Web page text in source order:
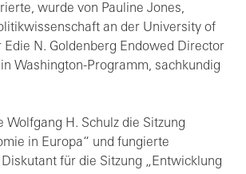
wurde von Pauline Jones,
an der University of
Edie N. Goldenberg Endowed Director
Washington-Programm, sachkundig
Wolfgang H. Schulz die Sitzung
in Europa“ und fungierte
für die Sitzung „Entwicklung